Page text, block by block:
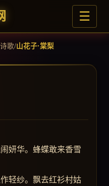
☰
歌/山花子·棠梨
妍华。蜂蝶敢来香雪
轻纱。飘去红衫村姑